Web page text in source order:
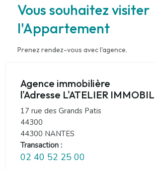
Vous souhaitez visiter
l'Appartement
Prenez rendez-vous avec l'agence.
Agence immobilière
l'Adresse L'ATELIER
17 rue des Grands Patis
44300
44300 NANTES
Transaction :
02 40 52 25 00